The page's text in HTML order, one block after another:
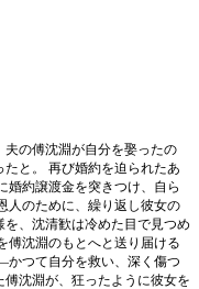
の傅沈淵が自分を娶ったの
と。 再び婚約を迫られたあ
婚約譲渡金を突きつけ、自ら
人のために、繰り返し彼女の
、沈清歓は冷めた目で見つめ
傅沈淵のもとへと送り届ける
つて自分を救い、深く傷つ
沈淵が、狂ったように彼女を